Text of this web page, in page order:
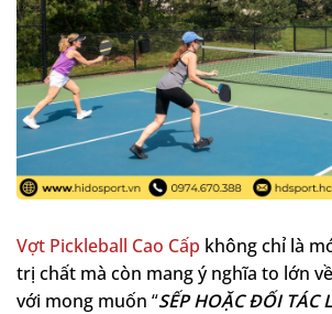
Vợt Pickleball Cao Cấp không chỉ là
trị chất mà còn mang ý nghĩa to lớn
với mong muốn “SẾP HOẶC ĐỐI TÁC